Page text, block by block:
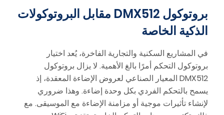
بروتوكول DMX512 مقابل البروتوكولات
الذكية الخاصة
في المشاريع السكنية والتجارية الفاخرة، يُعد اختيار
بروتوكول التحكم أمرًا بالغ الأهمية. لا يزال بروتوكول
DMX512 المعيار الصناعي لعروض الإضاءة المعقدة، إذ
يسمح بالتحكم الفردي بكل وحدة إضاءة. وهذا ضروري
لإنشاء تأثيرات موجية أو مزامنة الإضاءة مع الموسيقى. مع